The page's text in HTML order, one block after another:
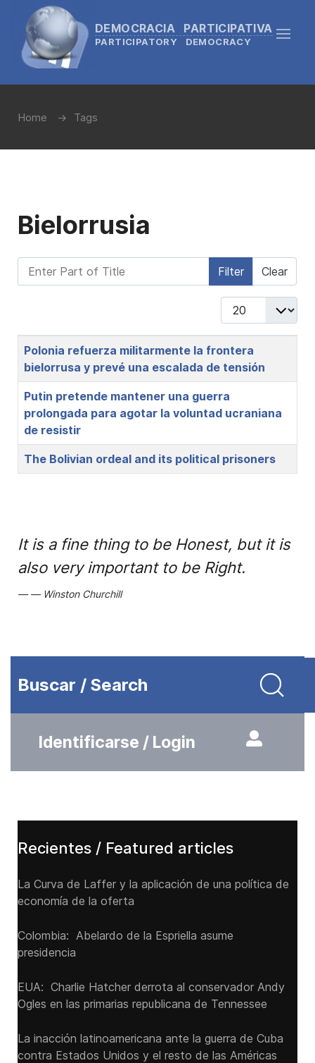
DEMOCRACIA PARTICIPATIVA
PARTICIPATORY DEMOCRACY
Home Tags
Bielorrusia
Enter Part of Title Filter Clear
Display #
Title
Polonia refuerza militarmente la frontera
bielorrusa y prevé una escalada de tensión
Putin pretende mantener una guerra
prolongada para agotar la voluntad ucraniana
de resistir
The Bolivian ordeal and its political prisoners
It is a fine thing to be Honest, but it is
also very important to be Right.
Winston Churchill
Buscar / Search
Identificarse / Login
Recientes / Featured articles
La Curva de Laffer y la aplicación de una política de
economía de la oferta
Colombia: Abelardo de la Espriella asume
presidencia
EUA: Charlie Hatcher derrota al conservador Andy
Ogles en las primarias republicana de Tennessee
La inacción latinoamericana ante la guerra de Cuba
contra Estados Unidos y el resto de las Américas